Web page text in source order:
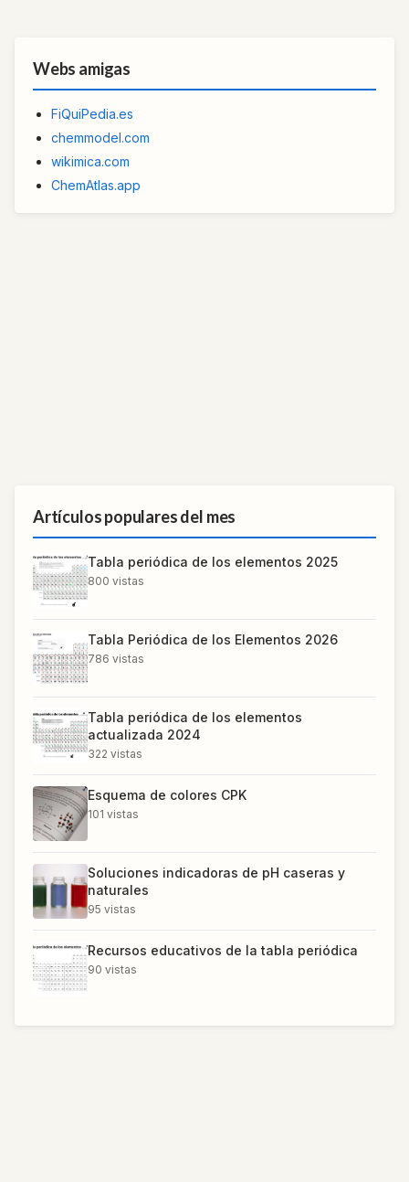
Webs amigas
FiQuiPedia.es
chemmodel.com
wikimica.com
ChemAtlas.app
Artículos populares del mes
Tabla periódica de los elementos 2025
800 vistas
Tabla Periódica de los Elementos 2026
786 vistas
Tabla periódica de los elementos
actualizada 2024
322 vistas
Esquema de colores CPK
101 vistas
Soluciones indicadoras de pH caseras y
naturales
95 vistas
Recursos educativos de la tabla periódica
90 vistas